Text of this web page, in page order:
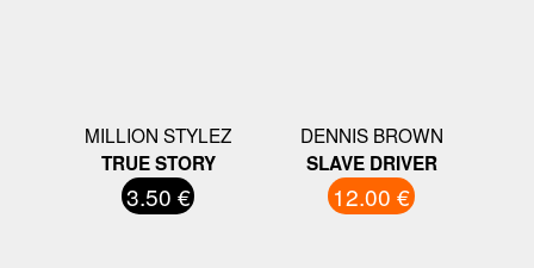
MILLION STYLEZ
TRUE STORY
3.50 €
DENNIS BROWN
SLAVE DRIVER
12.00 €